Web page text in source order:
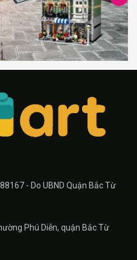
- Do UBND Quận Bắc Từ
Phú Diễn, quận Bắc Từ